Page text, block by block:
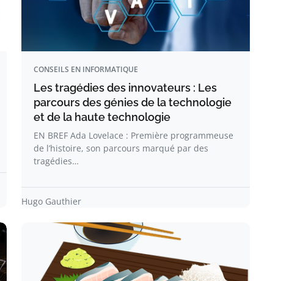
CONSEILS EN INFORMATIQUE
Les tragédies des innovateurs : Les
parcours des génies de la technologie
et de la haute technologie
EN BREF Ada Lovelace : Première programmeuse
de l’histoire, son parcours marqué par des
tragédies…
Hugo Gauthier